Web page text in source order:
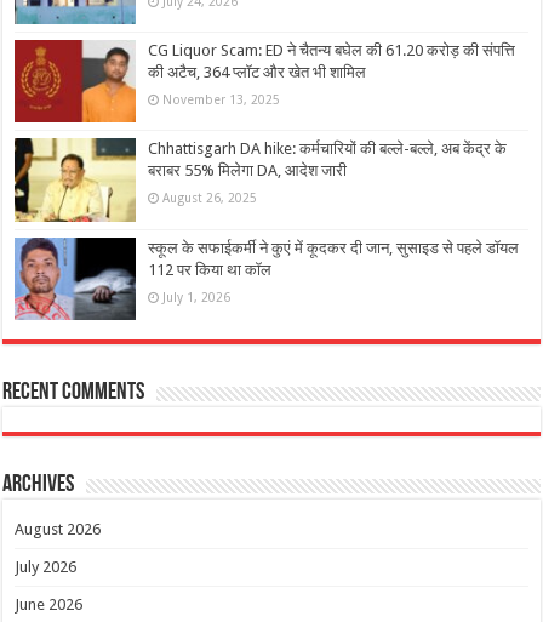
CG Liquor Scam: ED ने चैतन्य बघेल की 61.20 करोड़ की संपत्ति
की अटैच, 364 प्लॉट और खेत भी शामिल
November 13, 2025
Chhattisgarh DA hike: कर्मचारियों की बल्ले-बल्ले, अब केंद्र के
बराबर 55% मिलेगा DA, आदेश जारी
August 26, 2025
स्कूल के सफाईकर्मी ने कुएं में कूदकर दी जान, सुसाइड से पहले डॉयल
112 पर किया था कॉल
July 1, 2026
Recent Comments
Archives
August 2026
July 2026
June 2026